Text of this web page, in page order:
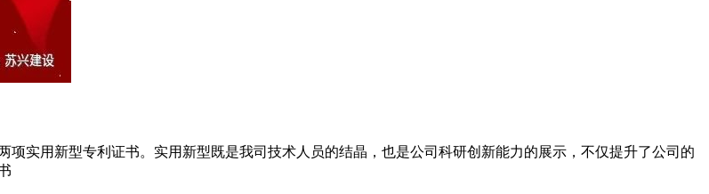
实用新型专利证书。实用新型既是我司技术人员的结晶，也是公司科研创新能力的展示，不仅提升了公司的